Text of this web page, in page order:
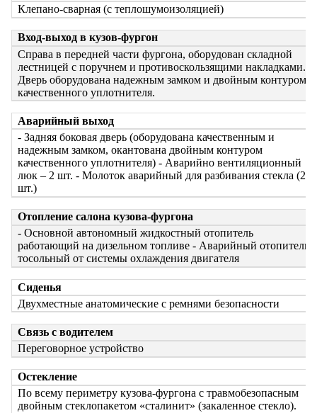
Клепано-сварная (с теплошумоизоляцией)
Вход-выход в кузов-фургон
Справа в передней части фургона, оборудован складной
лестницей с поручнем и противоскользящими накладками.
Дверь оборудована надежным замком и двойным контуром
качественного уплотнителя.
Аварийный выход
- Задняя боковая дверь (оборудована качественным и
надежным замком, окантована двойным контуром
качественного уплотнителя) - Аварийно вентиляционный
люк – 2 шт. - Молоток аварийный для разбивания стекла (2
шт.)
Отопление салона кузова-фургона
- Основной автономный жидкостный отопитель
работающий на дизельном топливе - Аварийный отопитель
тосольный от системы охлаждения двигателя
Сиденья
Двухместные анатомические с ремнями безопасности
Связь с водителем
Переговорное устройство
Остекление
По всему периметру кузова-фургона с травмобезопасным
двойным стеклопакетом «сталинит» (закаленное стекло).